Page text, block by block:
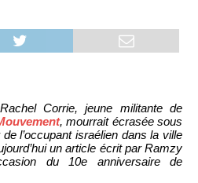
Corrie, jeune militante de
, mourrait écrasée sous
l’occupant israélien dans la ville
un article écrit par Ramzy
du 10e anniversaire de